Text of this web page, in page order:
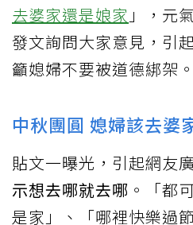
去婆家還是娘家 」，元
發文詢問大家意見，引
籲媳婦不要被道德綁架。
中秋團圓 媳婦該去婆
貼文一曝光，引起網友
示想去哪就去哪 。「都
是家」、「哪裡快樂過